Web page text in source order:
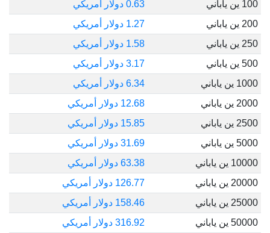
100 ين ياباني
0.63 دولار أمريكي
200 ين ياباني
1.27 دولار أمريكي
250 ين ياباني
1.58 دولار أمريكي
500 ين ياباني
3.17 دولار أمريكي
1000 ين ياباني
6.34 دولار أمريكي
2000 ين ياباني
12.68 دولار أمريكي
2500 ين ياباني
15.85 دولار أمريكي
5000 ين ياباني
31.69 دولار أمريكي
10000 ين ياباني
63.38 دولار أمريكي
20000 ين ياباني
126.77 دولار أمريكي
25000 ين ياباني
158.46 دولار أمريكي
50000 ين ياباني
316.92 دولار أمريكي